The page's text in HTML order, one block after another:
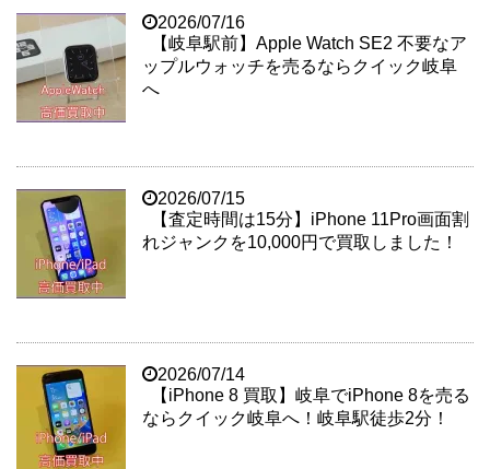
2026/07/16
【岐阜駅前】Apple Watch SE2 不要なア
ップルウォッチを売るならクイック岐阜
へ
2026/07/15
【査定時間は15分】iPhone 11Pro画面割
れジャンクを10,000円で買取しました！
2026/07/14
【iPhone 8 買取】岐阜でiPhone 8を売る
ならクイック岐阜へ！岐阜駅徒歩2分！